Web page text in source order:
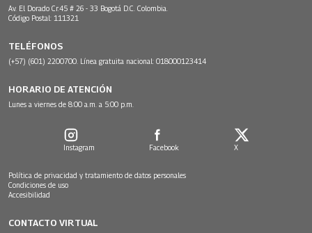
Av. El Dorado Cr.45 # 26 - 33 Bogotá D.C. Colombia.
Código Postal: 111321
TELÉFONOS
(+57) (601) 2200700. Línea gratuita nacional: 018000123414
HORARIO DE ATENCIÓN
Lunes a viernes de 8:00 a.m. a 5:00 p.m.
Instagram Facebook X
Política de privacidad y tratamiento de datos personales
Condiciones de uso
Accesibilidad
CONTACTO VIRTUAL